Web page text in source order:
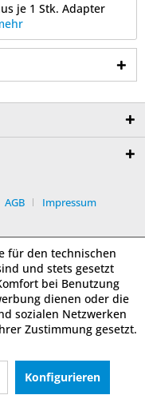
je 1 Stk. Adapter
AGB Impressum
für den technischen
und stets gesetzt
bei Benutzung
dienen oder die
sozialen Netzwerken
Zustimmung gesetzt.
Konfigurieren